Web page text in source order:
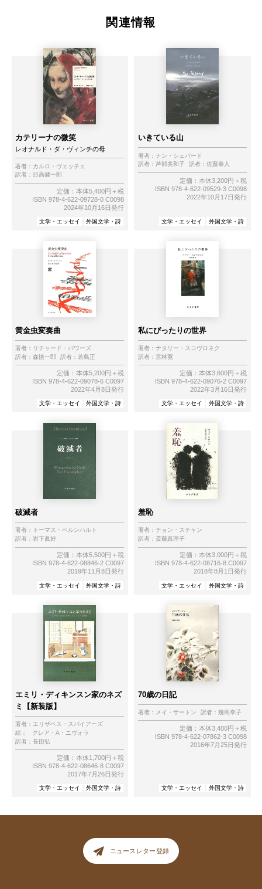
関連情報
カテリーナの微笑
レオナルド・ダ・ヴィンチの母
著者： カルロ・ヴェッチェ
訳者： 日高健一郎
定価：本体5,400円＋税
ISBN 978-4-622-09728-0 C0098
2024年10月16日発行
文学・エッセイ 外国文学・詩
いきている山
著者： ナン・シェパード
訳者： 芦部美和子 訳者： 佐藤泰人
定価：本体3,200円＋税
ISBN 978-4-622-09529-3 C0098
2022年10月17日発行
文学・エッセイ 外国文学・詩
黄金虫変奏曲
著者： リチャード・パワーズ
訳者： 森慎一郎 訳者： 若島正
定価：本体5,200円＋税
ISBN 978-4-622-09078-6 C0097
2022年4月8日発行
文学・エッセイ 外国文学・詩
私にぴったりの世界
著者： ナタリー・スコヴロネク
訳者： 宮林寛
定価：本体3,600円＋税
ISBN 978-4-622-09076-2 C0097
2022年3月16日発行
文学・エッセイ 外国文学・詩
破滅者
著者：
トーマス・ベルンハルト
訳者： 岩下眞好
定価：本体5,500円＋税
ISBN 978-4-622-08846-2 C0097
2019年11月8日発行
文学・エッセイ 外国文学・詩
羞恥
著者： チョン・スチャン
訳者： 斎藤真理子
定価：本体3,000円＋税
ISBN 978-4-622-08716-8 C0097
2018年8月1日発行
文学・エッセイ 外国文学・詩
エミリ・ディキンスン家のネズ
ミ【新装版】
著者： エリザベス・スパイアーズ
絵：
クレア・A・ニヴォラ
訳者： 長田弘
定価：本体1,700円＋税
ISBN 978-4-622-08646-8 C0097
2017年7月26日発行
文学・エッセイ 外国文学・詩
70歳の日記
著者： メイ・サートン 訳者： 幾島幸子
定価：本体3,400円＋税
ISBN 978-4-622-07862-3 C0098
2016年7月25日発行
文学・エッセイ 外国文学・詩
ニュースレター登録